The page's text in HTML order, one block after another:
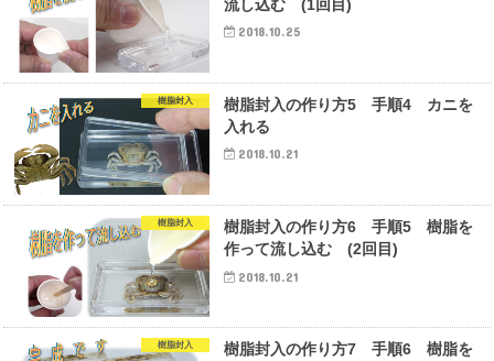
流し込む (1回目)
2018.10.25
樹脂封入
樹脂封入の作り方5 手順4 カニを
入れる
2018.10.21
樹脂封入
樹脂封入の作り方6 手順5 樹脂を
作って流し込む (2回目)
2018.10.21
樹脂封入
樹脂封入の作り方7 手順6 樹脂を